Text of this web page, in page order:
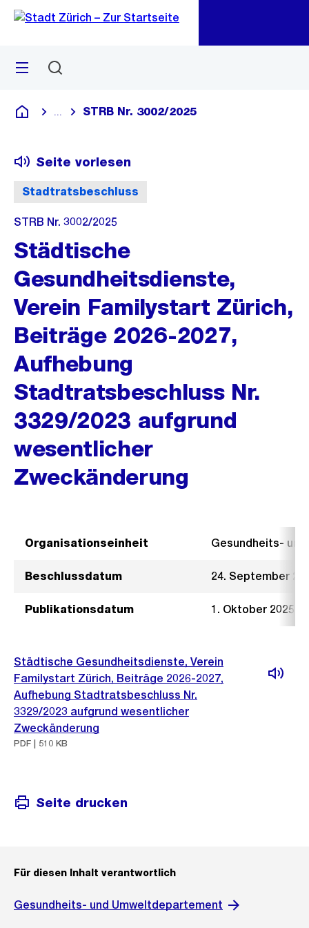
Navigation
Sprunglink
Menü
Deutsch
Blende alle Breadcrumbs ein
STRB Nr. 3002/2025
Stadtratsbeschluss
Seite vorlesen
STRB Nr. 3002/2025
Städtische
Gesundheitsdienste,
Verein Familystart Zürich,
Beiträge 2026-2027,
Aufhebung
Stadtratsbeschluss Nr.
3329/2023 aufgrund
wesentlicher
Zweckänderung
Organisationseinheit Gesundheits-
Beschlussdatum 24. September
Publikationsdatum 1. Oktober 2025
Städtische Gesundheitsdienste, Verein
Familystart Zürich, Beiträge 2026-2027,
Aufhebung Stadtratsbeschluss Nr.
3329/2023 aufgrund wesentlicher
Zweckänderung
PDF | 510 KB
Seite drucken
Für diesen Inhalt verantwortlich
Gesundheits- und Umweltdepartement